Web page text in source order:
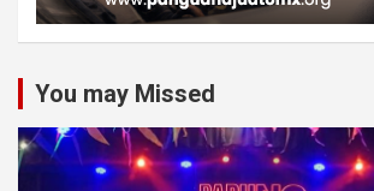
You may Missed